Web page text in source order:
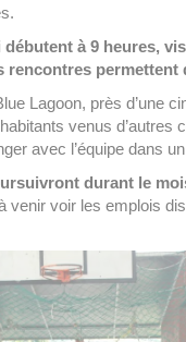
à 9 heures,
permettent
Lagoon, près d’une
venus d’autres
avec l’équipe dans
durant le
venir voir les emplois